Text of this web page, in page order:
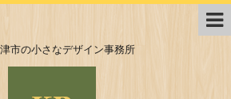
市の小さなデザイン事務所